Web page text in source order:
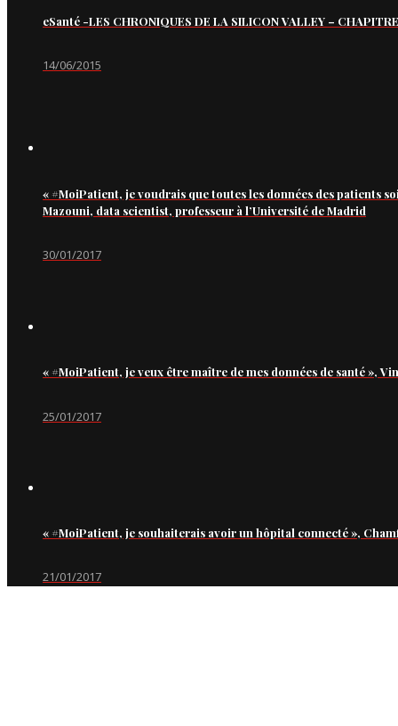
eSanté -LES CHRONIQUES DE LA SILICON VALLEY –
14/06/2015
« #MoiPatient, je voudrais que toutes les données des patients
Mazouni, data scientist, professeur à l’Université de Madrid
30/01/2017
« #MoiPatient, je veux être maître de mes données de santé »,
25/01/2017
« #MoiPatient, je souhaiterais avoir un hôpital connecté »,
21/01/2017